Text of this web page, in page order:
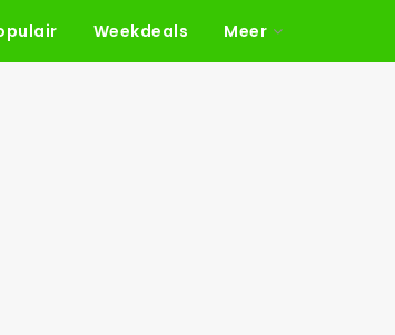
Weekdeals Meer